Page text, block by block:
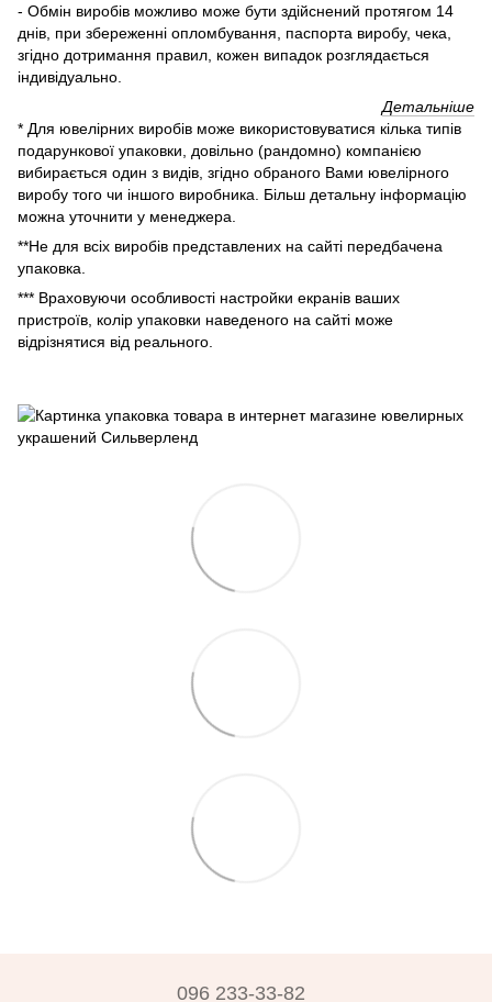
- Обмін виробів можливо може бути здійснений протягом 14
днів, при збереженні опломбування, паспорта виробу, чека,
згідно дотримання правил, кожен випадок розглядається
індивідуально.
Детальніше
* Для ювелірних виробів може використовуватися кілька типів
подарункової упаковки, довільно (рандомно) компанією
вибирається один з видів, згідно обраного Вами ювелірного
виробу того чи іншого виробника. Більш детальну інформацію
можна уточнити у менеджера.
**Не для всіх виробів представлених на сайті передбачена
упаковка.
*** Враховуючи особливості настройки екранів ваших
пристроїв, колір упаковки наведеного на сайті може
відрізнятися від реального.
096 233-33-82